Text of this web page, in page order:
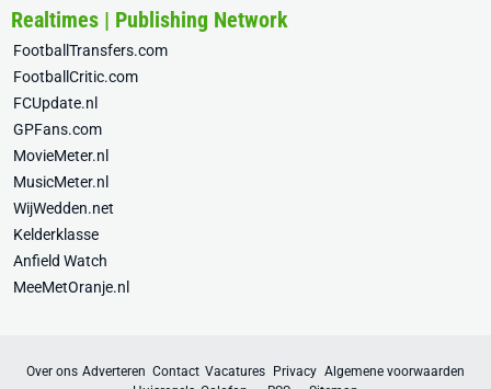
Realtimes | Publishing Network
FootballTransfers.com
FootballCritic.com
FCUpdate.nl
GPFans.com
MovieMeter.nl
MusicMeter.nl
WijWedden.net
Kelderklasse
Anfield Watch
MeeMetOranje.nl
Over ons Adverteren Contact Vacatures Privacy Algemene voorwaarden